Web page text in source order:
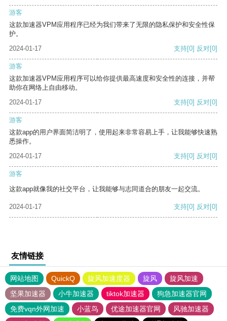
游客
这款加速器VPM应用程序已经为我们带来了无限的隐私保护和安全性保
护。
2024-01-17
支持[0] 反对[0]
游客
这款加速器VPM应用程序可以给你提供最高速度和安全性的连接，并帮
助你在网络上自由移动。
2024-01-17
支持[0] 反对[0]
游客
这款app的用户界面简洁明了，使用起来非常容易上手，让我能够快速熟
悉操作。
2024-01-17
支持[0] 反对[0]
游客
这款app就像我的社交平台，让我能够与志同道合的朋友一起交流。
2024-01-17 支持[0] 反对[0]
友情链接
网站地图 QuickQ 旋风加速度器 旋风
旋风加速
坚果加速器
小牛加速器 tiktok加速器
狗急加速器官网
免费vqn外网加速
小蓝鸟 优途加速器官网
风驰加速器